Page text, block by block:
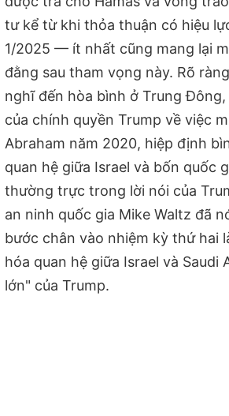
tư kể từ khi thỏa thuận có hiệu
1/2025 — ít nhất cũng mang lại
đằng sau tham vọng này. Rõ
nghĩ đến hòa bình ở Trung
của chính quyền Trump về việc
Abraham năm 2020, hiệp định
quan hệ giữa Israel và bốn quốc
thường trực trong lời nói của
an ninh quốc gia Mike Waltz đã
bước chân vào nhiệm kỳ thứ hai
hóa quan hệ giữa Israel và Saudi
lớn" của Trump.